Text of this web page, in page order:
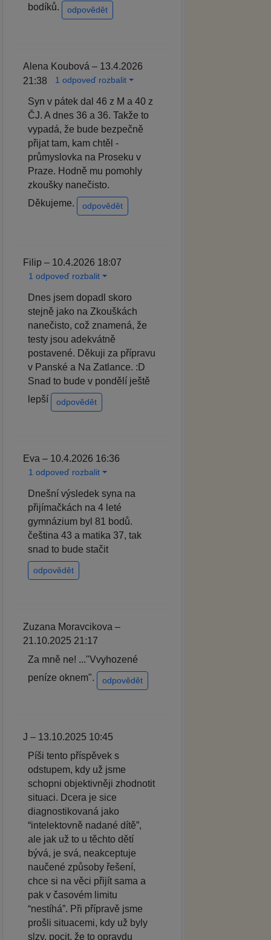
bodíků.
odpovědět
Alena Koubová – 13.4.2026
21:38
1 odpoveď rozbalit
Syn v pátek dal 46 z M a 40 z
ČJ. A dnes 36 a 36. Takže to
vypadá, že bude bezpečně
přijat tam, kam chtěl -
průmyslovka na Proseku v
Praze. Hodně mu pomohly
zkoušky nanečisto.
Děkujeme.
odpovědět
Filip – 10.4.2026 18:07
1 odpoveď rozbalit
Dnes jsem dopadl skoro
stejně jako na Zkouškách
nanečisto, což znamená, že
testy jsou adekvátně
postavené. Děkuji za přípravu
v Panské a Na Zatlance. :D
Snad to bude v pondělí ještě
lepší
odpovědět
Eva – 10.4.2026 16:36
1 odpoveď rozbalit
Dnešní výsledek syna na
přijímačkách na 4 leté
gymnázium byl 81 bodů.
čeština 43 a matika 37, tak
snad to bude stačit
odpovědět
Zuzana Moravcikova –
21.10.2025 21:17
Za mně ne! ..."Vvyhozené
peníze oknem".
odpovědět
J – 13.10.2025 10:45
Píši tento příspěvek s
odstupem, kdy už jsme
schopni objektivněji zhodnotit
situaci. Dcera je sice
diagnostikovaná jako
“intelektovně nadané dítě”,
ale jak už to u těchto dětí
bývá, je svá, neakceptuje
naučené způsoby řešení,
chce si na věci přijít sama a
pak v časovém limitu
“nestíhá”. Při přípravě jsme
prošli situacemi, kdy už byly
slzy, pocit, že to opravdu